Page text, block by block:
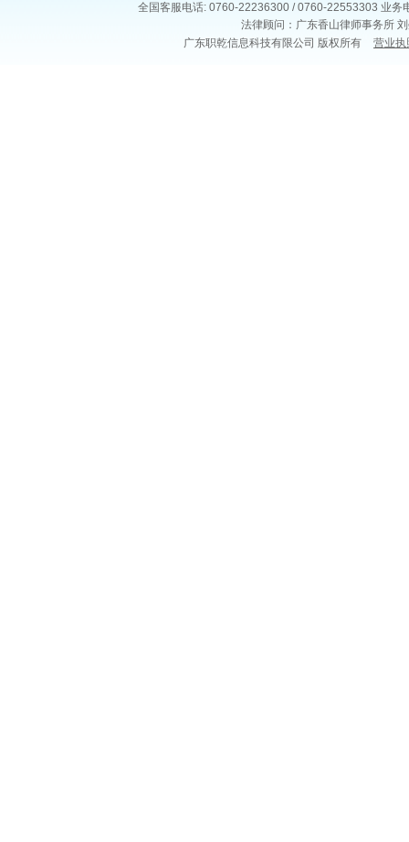
全国客服电话: 0760-22236300 / 0760-22553303 业
法律顾问：广东香山律师事务所
广东职乾信息科技有限公司 版权所有
营业执